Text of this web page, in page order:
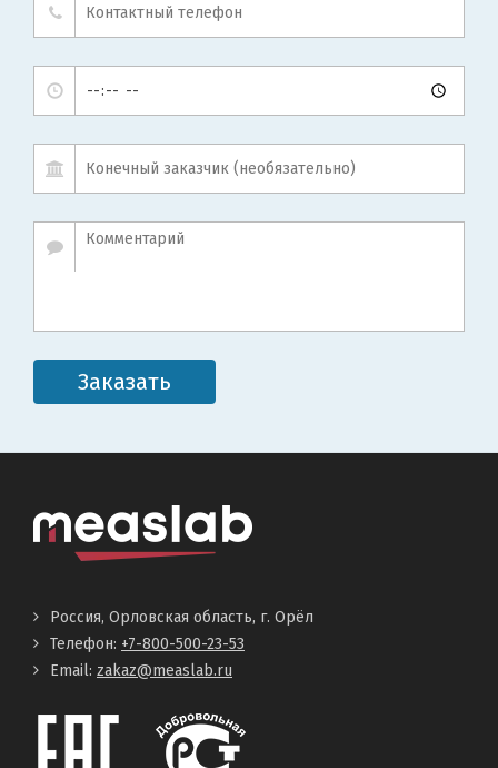
Заказать
Россия, Орловская область, г. Орёл
Телефон: +7-800-500-23-53
Email: zakaz@measlab.ru